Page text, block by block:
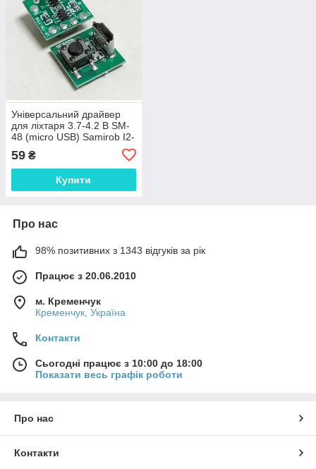
Універсальний драйвер
для ліхтаря 3.7-4.2 В SM-
48 (micro USB) Samirob I2-
YN-YY411 DIY LED плата
драйвер 18650 21700 USB
інтегрован
59 ₴
Купити
Про нас
98% позитивних з 1343 відгуків за рік
Працює з 20.06.2010
м. Кременчук
Кременчук, Україна
Контакти
Сьогодні працює з 10:00 до 18:00
Показати весь графік роботи
Про нас
Контакти